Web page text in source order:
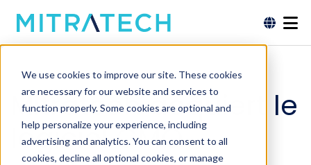
We use cookies to improve our site. These cookies
are necessary for our website and services to
function properly. Some cookies are optional and
help personalize your experience, including
advertising and analytics. You can consent to all
cookies, decline all optional cookies, or manage
Mitratech acquiert le
logiciel CMO